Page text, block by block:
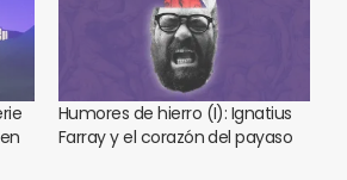
Humores de hierro (I): Ignatius
Farray y el corazón del payaso